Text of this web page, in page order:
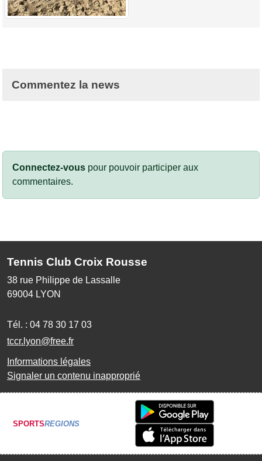
Commentez la news
Connectez-vous pour pouvoir participer aux
commentaires.
Tennis Club Croix Rousse
38 rue Philippe de Lassalle
69004 LYON
Tél. : 04 78 30 17 03
tccr.lyon@free.fr
Informations légales
Signaler un contenu inapproprié
SPORTSREGIONS